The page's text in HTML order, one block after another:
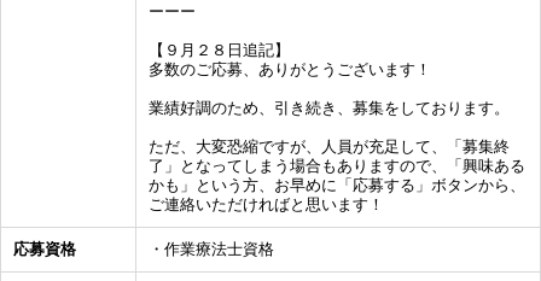
ーーー
【９月２８日追記】
多数のご応募、ありがとうございます！
業績好調のため、引き続き、募集をしております。
ただ、大変恐縮ですが、人員が充足して、「募集終
了」となってしまう場合もありますので、「興味ある
かも」という方、お早めに「応募する」ボタンから、
ご連絡いただければと思います！
応募資格 ・作業療法士資格